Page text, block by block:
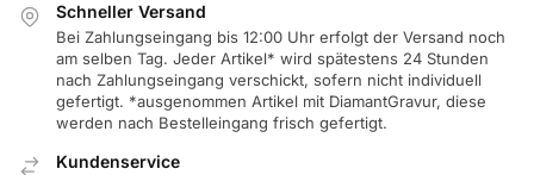
Schneller Versand
Bei Zahlungseingang bis 12:00 Uhr erfolgt der Versand noch
am selben Tag. Jeder Artikel* wird spätestens 24 Stunden
nach Zahlungseingang verschickt, sofern nicht individuell
gefertigt. *ausgenommen Artikel mit DiamantGravur, diese
werden nach Bestelleingang frisch gefertigt.
Kundenservice